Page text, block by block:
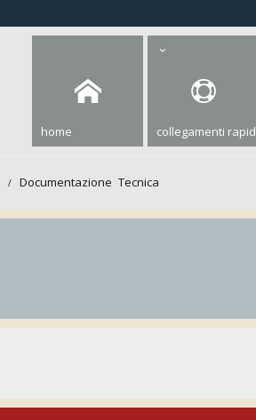
home collegamenti
Documentazione Tecnica